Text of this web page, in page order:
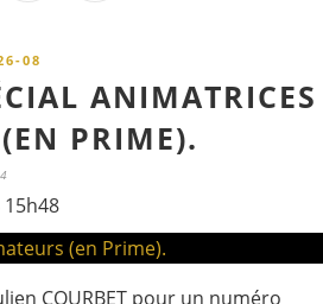
08
ANIMATRICES
PRIME).
15h48
COURBET pour un numéro